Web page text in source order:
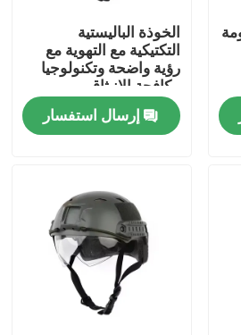
الخوذة الباليستية
التكتيكية مع التهوية مع
رؤية واضحة وتكنولوجيا
مكافحة الانبثاق
إرسال استفسار